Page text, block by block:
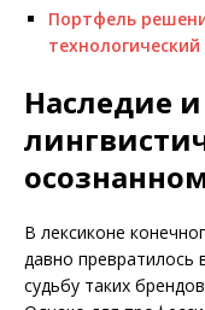
Портфель
Наследие
В лексиконе
давно превратилось
судьбу таких